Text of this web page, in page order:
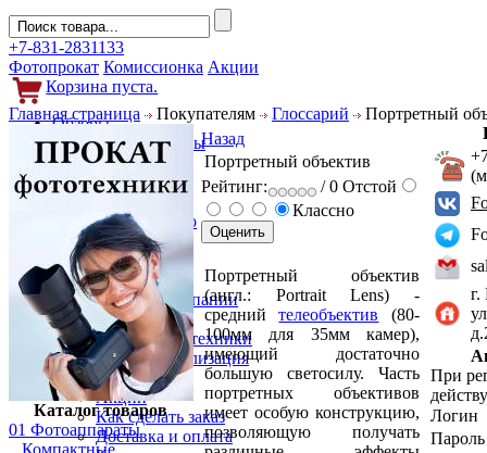
+7-831-2831133
Фотопрокат Комиссионка Акции
Корзина пуста.
Обзоры
Фотоаппараты
Объективы
Фильтры
Фото и видео
Гаджеты
Аксессуары
Слухи
Новости компании
Услуги
Прокат фототехники
Выкуп и реализация
Покупателям
Акции
Как сделать заказ
Доставка и оплата
Главная страница Покупателям Глоссарий Портретный
Каталог товаров
01 Фотоаппараты
Компактные
Назад
Портретный объектив
Рейтинг:
/ 0 Отстой
Классно
Портретный объектив
(англ.: Portrait Lens) -
среднийтелеобъектив (80-
100мм для 35мм камер),
имеющий достаточно
большую светосилу. Часть
портретных объективов
имеет особую конструкцию,
позволяющую получать
При
Логин